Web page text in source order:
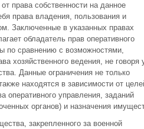
права собственности на данное
права владения, пользования и
Заключенные в указанных правах
обладатель прав оперативного
по сравнению с возможностями,
хозяйственного ведения, не говоря
Данные ограничения не только
находятся в зависимости от
оперативного управления, заданий
органов) и назначения
закрепленного за военной